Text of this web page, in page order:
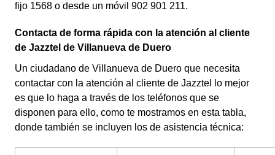
fijo 1568 o desde un móvil 902 901 211.
Contacta de forma rápida con la atención al cliente
de Jazztel de Villanueva de Duero
Un ciudadano de Villanueva de Duero que necesita
contactar con la atención al cliente de Jazztel lo mejor
es que lo haga a través de los teléfonos que se
disponen para ello, como te mostramos en esta tabla,
donde también se incluyen los de asistencia técnica: